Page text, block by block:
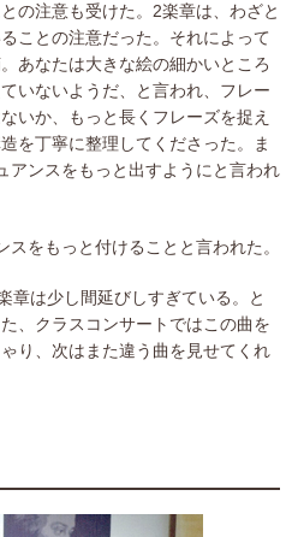
の注意も受けた。2楽章は、わざと
ことの注意だった。それによって
あなたは大きな絵の細かいところ
いないようだ、と言われ、フレー
いか、もっと長くフレーズを捉え
を丁寧に整理してくださった。ま
アンスをもっと出すようにと言われ
をもっと付けることと言われた。
章は少し間延びしすぎている。と
、クラスコンサートではこの曲を
り、次はまた違う曲を見せてくれ